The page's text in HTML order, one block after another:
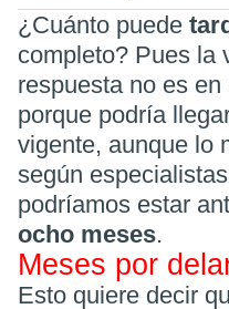
¿Cuánto puede
completo? Pues la
respuesta no es en
porque podría
vigente, aunque lo
según
podríamos estar
ocho meses.
Meses por
Esto quiere decir